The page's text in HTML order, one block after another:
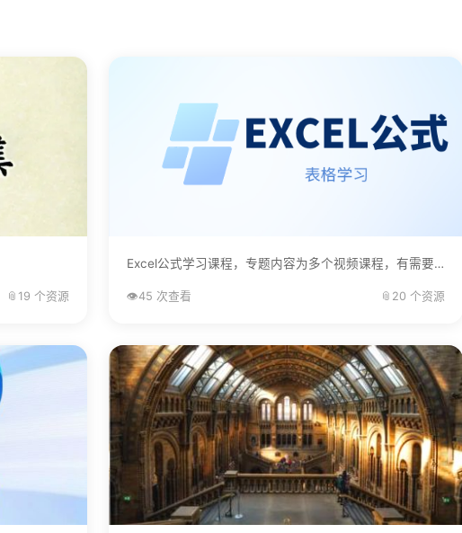
📎 19 个资源
Excel公式学习课程，专题内容为多个视频课程，有需要的自己下载学习。...
👁️45 次查看 📎 20 个资源